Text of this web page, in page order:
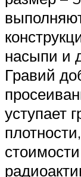
насыпи и
Гравий
уступает